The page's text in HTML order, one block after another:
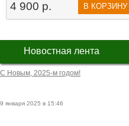
4 900 р. В КОРЗИНУ
Новостная лента
С Новым, 2025-м годом!
9 января 2025 в 15:46